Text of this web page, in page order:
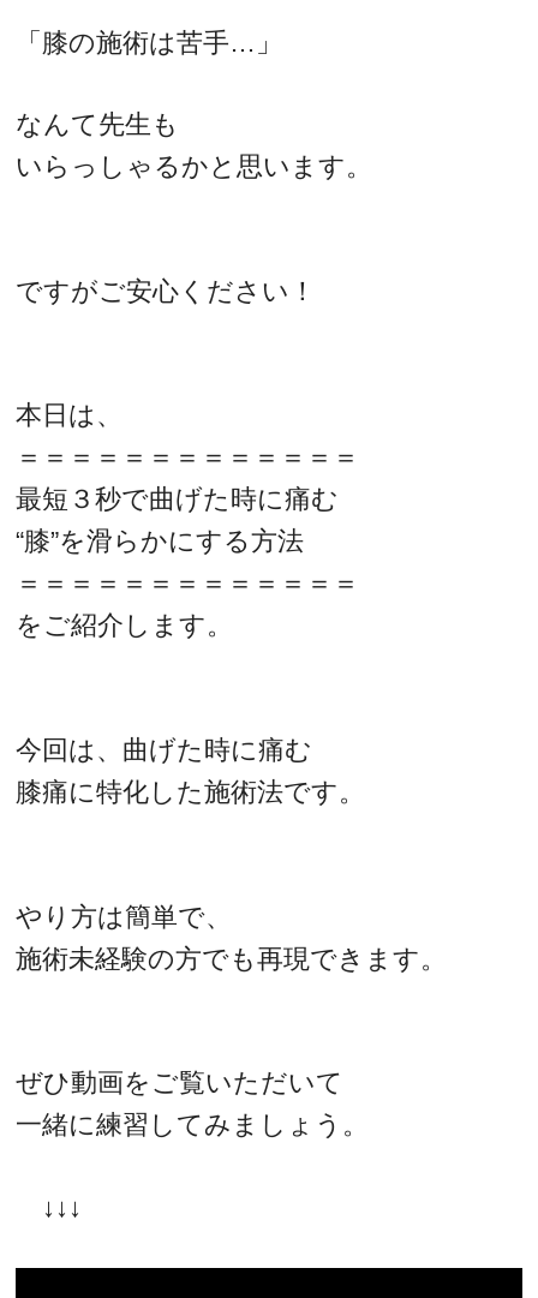
「膝の施術は苦手…」
なんて先生も
いらっしゃるかと思います。
ですがご安心ください！
本日は、
＝＝＝＝＝＝＝＝＝＝＝＝＝
最短３秒で曲げた時に痛む
“膝”を滑らかにする方法
＝＝＝＝＝＝＝＝＝＝＝＝＝
をご紹介します。
今回は、曲げた時に痛む
膝痛に特化した施術法です。
やり方は簡単で、
施術未経験の方でも再現できます。
ぜひ動画をご覧いただいて
一緒に練習してみましょう。
↓↓↓